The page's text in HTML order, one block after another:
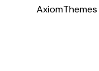
AxiomThemes